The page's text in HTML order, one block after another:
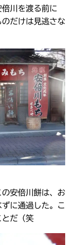
川を渡る前に
のだけは見逃さな
安倍川餅は、お
に通過した。こ
とだ（笑